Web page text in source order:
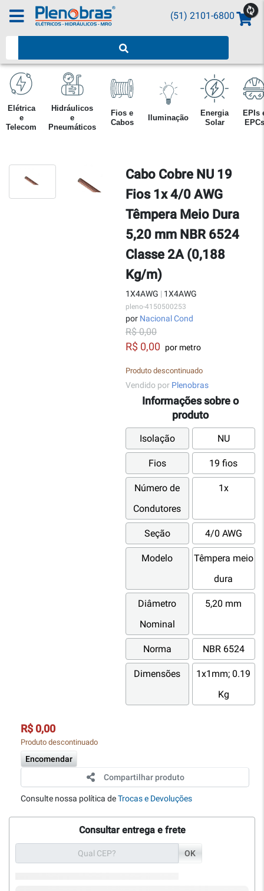
(51) 2101-6800
Elétrica
e
Telecom
Hidráulicos
e
Pneumáticos
Fios e
Cabos
Iluminação
Energia
Solar
EPIs
EPCs
Cabo Cobre NU 19
Fios 1x 4/0 AWG
Têmpera Meio Dura
5,20 mm NBR 6524
Classe 2A (0,188
Kg/m)
1X4AWG | 1X4AWG
pleno-4150500253
por Nacional Cond
R$ 0,00
R$ 0,00 por metro
Produto descontinuado
Vendido por Plenobras
Informações sobre o
produto
Isolação NU
Fios 19 fios
Número de
Condutores
1x
Seção 4/0 AWG
Modelo
Têmpera meio
dura
Diâmetro
Nominal
5,20 mm
Norma NBR 6524
Dimensões
1x1mm; 0.19
Kg
R$ 0,00
Produto descontinuado
Encomendar
Compartilhar produto
Consulte nossa política deTrocas e Devoluções
Consultar entrega e frete
OK